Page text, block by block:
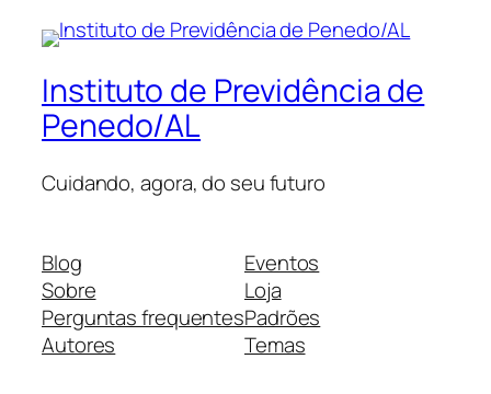
Instituto de Previdência de
Penedo/AL
Cuidando, agora, do seu futuro
Blog
Sobre
Perguntas frequentes
Autores
Eventos
Loja
Padrões
Temas